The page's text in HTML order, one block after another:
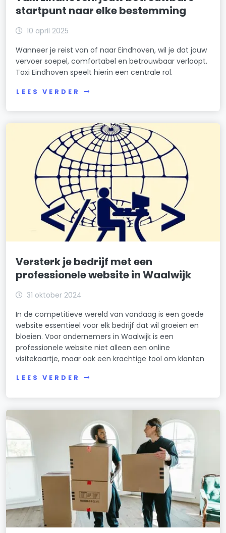
startpunt naar elke bestemming
10 april 2025
Wanneer je reist van of naar Eindhoven, wil je dat jouw
vervoer soepel, comfortabel en betrouwbaar verloopt.
Taxi Eindhoven speelt hierin een centrale rol.
LEES VERDER
Versterk je bedrijf met een
professionele website in Waalwijk
31 oktober 2024
In de competitieve wereld van vandaag is een goede
website essentieel voor elk bedrijf dat wil groeien en
bloeien. Voor ondernemers in Waalwijk is een
professionele website niet alleen een online
visitekaartje, maar ook een krachtige tool om klanten
LEES VERDER